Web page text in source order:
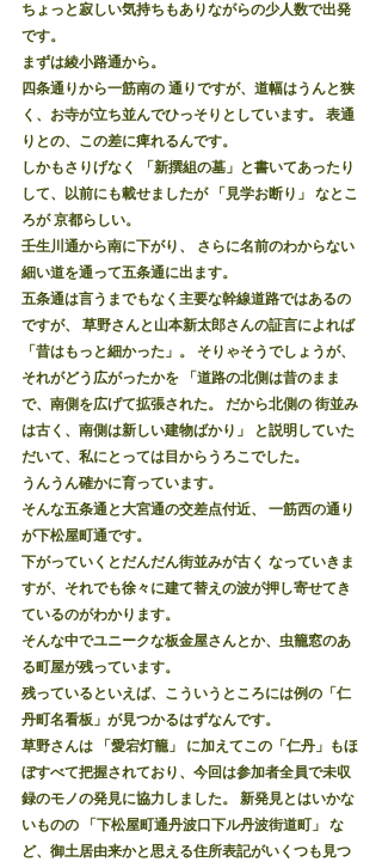
ちょっと寂しい気持ちもありながらの少人数で出発
です。
まずは綾小路通から。
四条通りから一筋南の 通りですが、道幅はうんと狭
く、お寺が立ち並んでひっそりとしています。 表通
りとの、この差に痺れるんです。
しかもさりげなく 「新撰組の墓」と書いてあったり
して、以前にも載せましたが 「見学お断り」 なとこ
ろが 京都らしい。
壬生川通から南に下がり、 さらに名前のわからない
細い道を通って五条通に出ます。
五条通は言うまでもなく主要な幹線道路ではあるの
ですが、 草野さんと山本新太郎さんの証言によれば
「昔はもっと細かった」。 そりゃそうでしょうが、
それがどう広がったかを 「道路の北側は昔のまま
で、南側を広げて拡張された。 だから北側の 街並み
は古く、南側は新しい建物ばかり」 と説明していた
だいて、私にとっては目からうろこでした。
うんうん確かに育っています。
そんな五条通と大宮通の交差点付近、 一筋西の通り
が下松屋町通です。
下がっていくとだんだん街並みが古く なっていきま
すが、それでも徐々に建て替えの波が押し寄せてき
ているのがわかります。
そんな中でユニークな板金屋さんとか、虫籠窓のあ
る町屋が残っています。
残っているといえば、こういうところには例の「仁
丹町名看板」が見つかるはずなんです。
草野さんは 「愛宕灯籠」 に加えてこの「仁丹」もほ
ぼすべて把握されており、今回は参加者全員で未収
録のモノの発見に協力しました。 新発見とはいかな
いものの 「下松屋町通丹波口下ル丹波街道町」 な
ど、御土居由来かと思える住所表記がいくつも見つ